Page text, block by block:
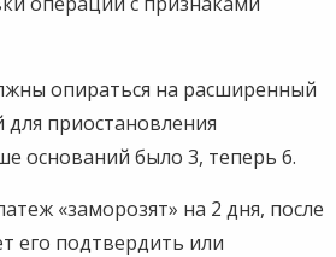
опираться на расширенный
для приостановления
оснований было 3, теперь 6.
«заморозят» на 2 дня, после
его подтвердить или